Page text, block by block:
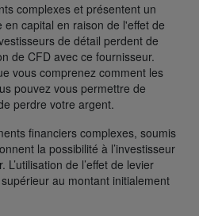
complexes et présentent un
capital en raison de l'effet de
de détail perdent de
de CFD avec ce fournisseur.
vous comprenez comment les
pouvez vous permettre de
perdre votre argent.
financiers complexes, soumis
la possibilité à l’investisseur
L’utilisation de l’effet de levier
au montant initialement